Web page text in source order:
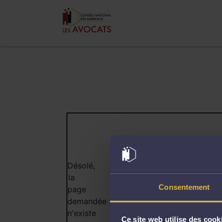
Consentement
Ce site web utilise des
404
Désolé,
la
page
demandée
n'existe